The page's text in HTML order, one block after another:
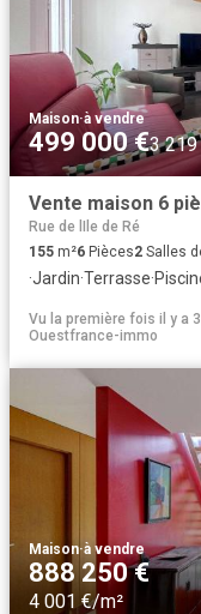
Maison·à vendre
499 000 €3
Vente maison 6
Rue de lIle de Ré
155 m²6 Pièces2 Salles
·Jardin·Terrasse·
Vu la première fois il y a
Ouestfrance-immo
Maison·à vendre
888 250 €
4 001 €/m²